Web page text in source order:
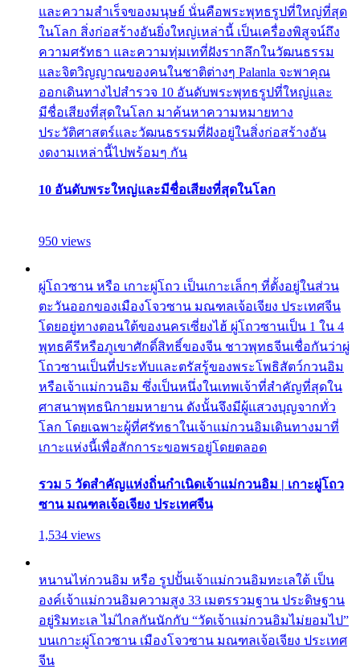
และความสำเร็จของมนุษย์ นั่นคือพระพุทธรูปที่ใหญ่ที่สุด
ในโลก สิ่งก่อสร้างอันยิ่งใหญ่เหล่านี้ เป็นเครื่องพิสูจน์ถึง
ความศรัทธา และความทุ่มเทที่ฝังรากลึกในวัฒนธรรม
และจิตวิญญาณของคนในชาติต่างๆ Palanla จะพาคุณ
ออกเดินทางไปสำรวจ 10 อันดับพระพุทธรูปที่ใหญ่และ
มีชื่อเสียงที่สุดในโลก มาค้นหาความหมายทาง
ประวัติศาสตร์และวัฒนธรรมที่ฝังอยู่ในสิ่งก่อสร้างอัน
งดงามเหล่านี้ไปพร้อมๆ กัน
10 อันดับพระใหญ่และมีชื่อเสียงที่สุดในโลก
950 views
ผู่โถวซาน หรือ เกาะผู่โถว เป็นเกาะเล็กๆ ที่ตั้งอยู่ในส่วน
ตะวันออกของเมืองโจวซาน มณฑลเจ้อเจียง ประเทศจีน
โดยอยู่ทางตอนใต้ของนครเซี่ยงไฮ้ ผู่โถวซานเป็น 1 ใน 4
พุทธคีรีหรือภูเขาศักดิ์สิทธิ์ของจีน ชาวพุทธจีนเชื่อกันว่าผู่
โถวซานเป็นที่ประทับและตรัสรู้ของพระโพธิสัตว์กวนอิม
หรือเจ้าแม่กวนอิม ซึ่งเป็นหนึ่งในเทพเจ้าที่สำคัญที่สุดใน
ศาสนาพุทธนิกายมหายาน ดังนั้นจึงมีผู้แสวงบุญจากทั่ว
โลก โดยเฉพาะผู้ที่ศรัทธาในเจ้าแม่กวนอิมเดินทางมาที่
เกาะแห่งนี้เพื่อสักการะขอพรอยู่โดยตลอด
รวม 5 วัดสำคัญแห่งถิ่นกำเนิดเจ้าแม่กวนอิม | เกาะผู่โถว
ซาน มณฑลเจ้อเจียง ประเทศจีน
1,534 views
หนานไห่กวนอิม หรือ รูปปั้นเจ้าแม่กวนอิมทะเลใต้ เป็น
องค์เจ้าแม่กวนอิมความสูง 33 เมตรรวมฐาน ประดิษฐาน
อยู่ริมทะเล ไม่ไกลกันนักกับ “วัดเจ้าแม่กวนอิมไม่ยอมไป”
บนเกาะผู่โถวซาน เมืองโจวซาน มณฑลเจ้อเจียง ประเทศ
จีน